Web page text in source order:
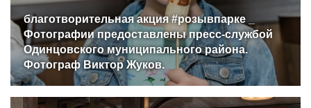
благотворительная акция #розывпарке _
Фотографии предоставлены пресс-службой
Одинцовского муниципального района.
Фотограф Виктор Жуков.